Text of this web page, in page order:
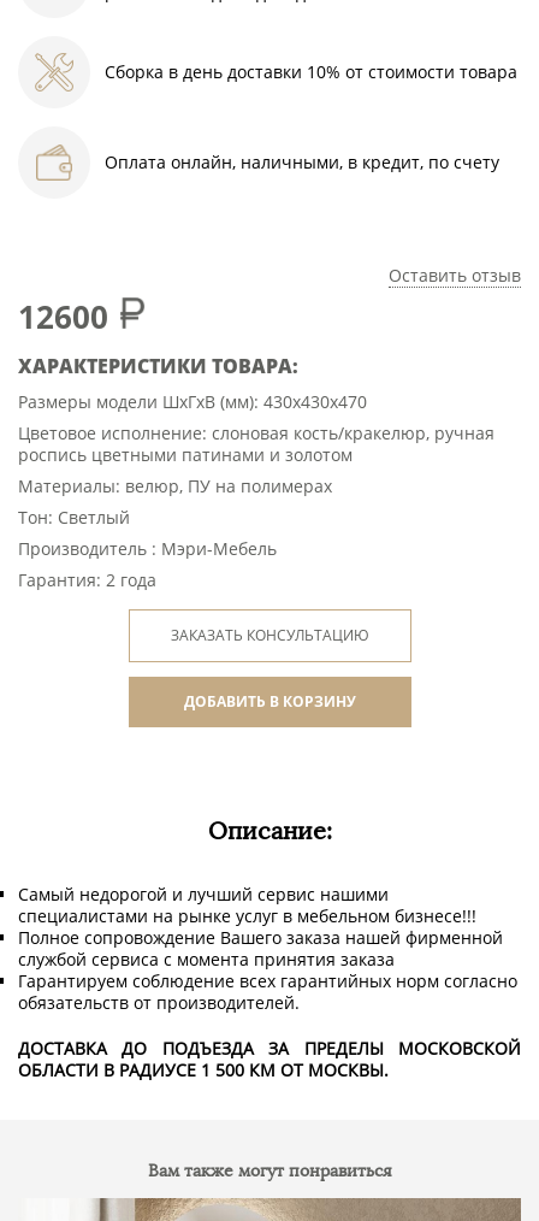
Сборка в день доставки 10% от стоимости товара
Оплата онлайн, наличными, в кредит, по счету
12600
ХАРАКТЕРИСТИКИ ТОВАРА:
Размеры модели ШхГхВ (мм): 430х430х470
Цветовое исполнение: слоновая кость/кракелюр, ручная
роспись цветными патинами и золотом
Материалы: велюр, ПУ на полимерах
Тон: Светлый
Производитель : Мэри-Мебель
Гарантия: 2 года
ЗАКАЗАТЬ КОНСУЛЬТАЦИЮ
ДОБАВИТЬ В КОРЗИНУ
Оставить отзыв
Описание:
Самый недорогой и лучший сервис нашими
специалистами на рынке услуг в мебельном бизнесе!!!
Полное сопровождение Вашего заказа нашей фирменной
службой сервиса с момента принятия заказа
Гарантируем соблюдение всех гарантийных норм согласно
обязательств от производителей.
ДОСТАВКА ДО ПОДЪЕЗДА ЗА ПРЕДЕЛЫ МОСКОВСКОЙ
ОБЛАСТИ В РАДИУСЕ 1 500 КМ ОТ МОСКВЫ.
Вам также могут понравиться